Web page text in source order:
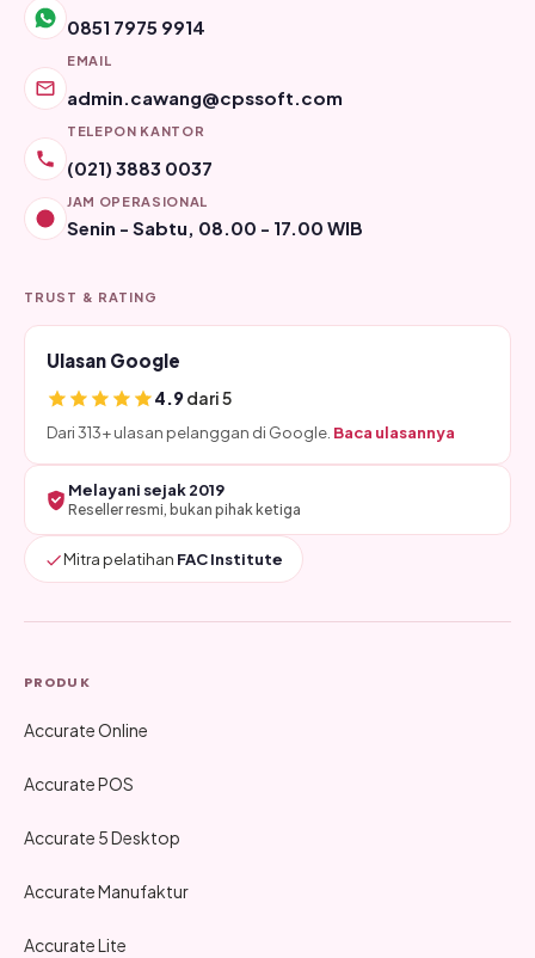
0851 7975 9914
EMAIL
admin.cawang@cpssoft.com
TELEPON KANTOR
(021) 3883 0037
JAM OPERASIONAL
Senin - Sabtu, 08.00 - 17.00 WIB
TRUST & RATING
Ulasan Google
4.9dari 5
Dari 313+ ulasan pelanggan di Google. Baca ulasannya
Melayani sejak 2019
Reseller resmi, bukan pihak ketiga
Mitra pelatihan FAC Institute
PRODUK
Accurate Online
Accurate POS
Accurate 5 Desktop
Accurate Manufaktur
Accurate Lite